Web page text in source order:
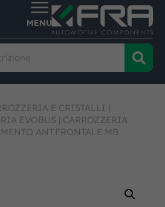
E CRISTALLI |
EVOBUS | CARROZZERIA
ANT.FRONTALE MB